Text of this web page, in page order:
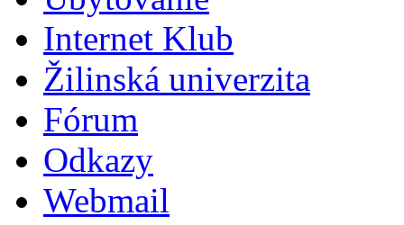
Internet Klub
Žilinská univerzita
Fórum
Odkazy
Webmail